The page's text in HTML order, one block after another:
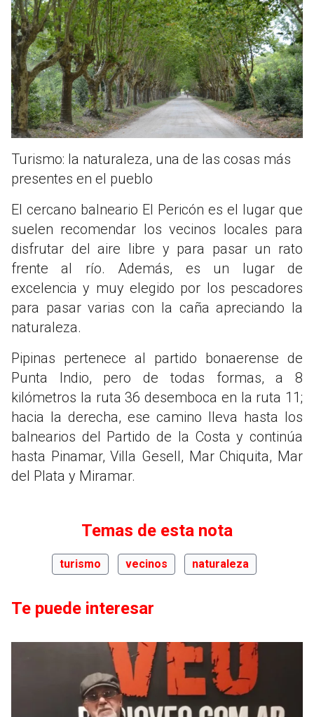
Turismo: la naturaleza, una de las cosas más
presentes en el pueblo
El cercano balneario El Pericón es el lugar que
suelen recomendar los vecinos locales para
disfrutar del aire libre y para pasar un rato
frente al río. Además, es un lugar de
excelencia y muy elegido por los pescadores
para pasar varias con la caña apreciando la
naturaleza.
Pipinas pertenece al partido bonaerense de
Punta Indio, pero de todas formas, a 8
kilómetros la ruta 36 desemboca en la ruta 11;
hacia la derecha, ese camino lleva hasta los
balnearios del Partido de la Costa y continúa
hasta Pinamar, Villa Gesell, Mar Chiquita, Mar
del Plata y Miramar.
Temas de esta nota
turismo vecinos naturaleza
Te puede interesar